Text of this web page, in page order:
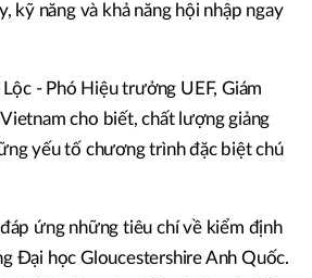
kỹ năng và khả năng hội nhập ngay
- Phó Hiệu trưởng UEF, Giám
cho biết, chất lượng giảng
yếu tố chương trình đặc biệt chú
ứng những tiêu chí về kiểm định
Đại học Gloucestershire Anh Quốc.